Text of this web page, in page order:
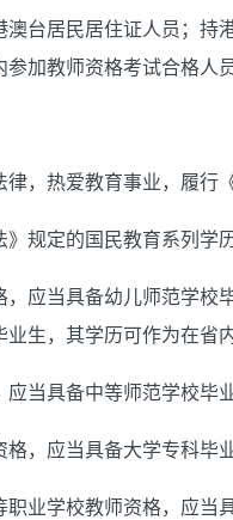
居民居住证人员；持
参加教师资格考试合格人
热爱教育事业，履行
规定的国民教育系列学
当具备幼儿师范学校
业生，其学历可作为在
当具备中等师范学校毕
，应当具备大学专科毕
业学校教师资格，应当